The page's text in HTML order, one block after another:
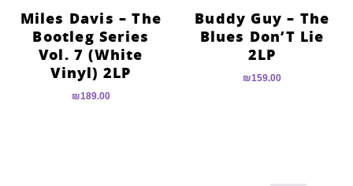
Buddy Guy – The
Blues Don’T Lie
2LP
₪159.00
Miles Davis – The
Bootleg Series
Vol. 7 (White
Vinyl) 2LP
₪189.00